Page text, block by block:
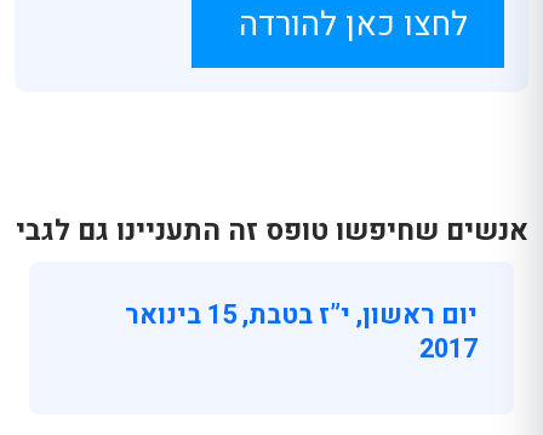
לחצו כאן להורדה
אנשים שחיפשו טופס זה התעניינו גם לגבי
יום ראשון, י”ז בטבת, 15 בינואר
2017